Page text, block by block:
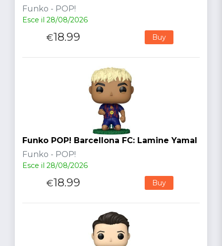
Funko - POP!
Esce il 28/08/2026
€18.99 Buy
Funko POP! Barcellona FC: Lamine Yamal
Funko - POP!
Esce il 28/08/2026
€18.99 Buy